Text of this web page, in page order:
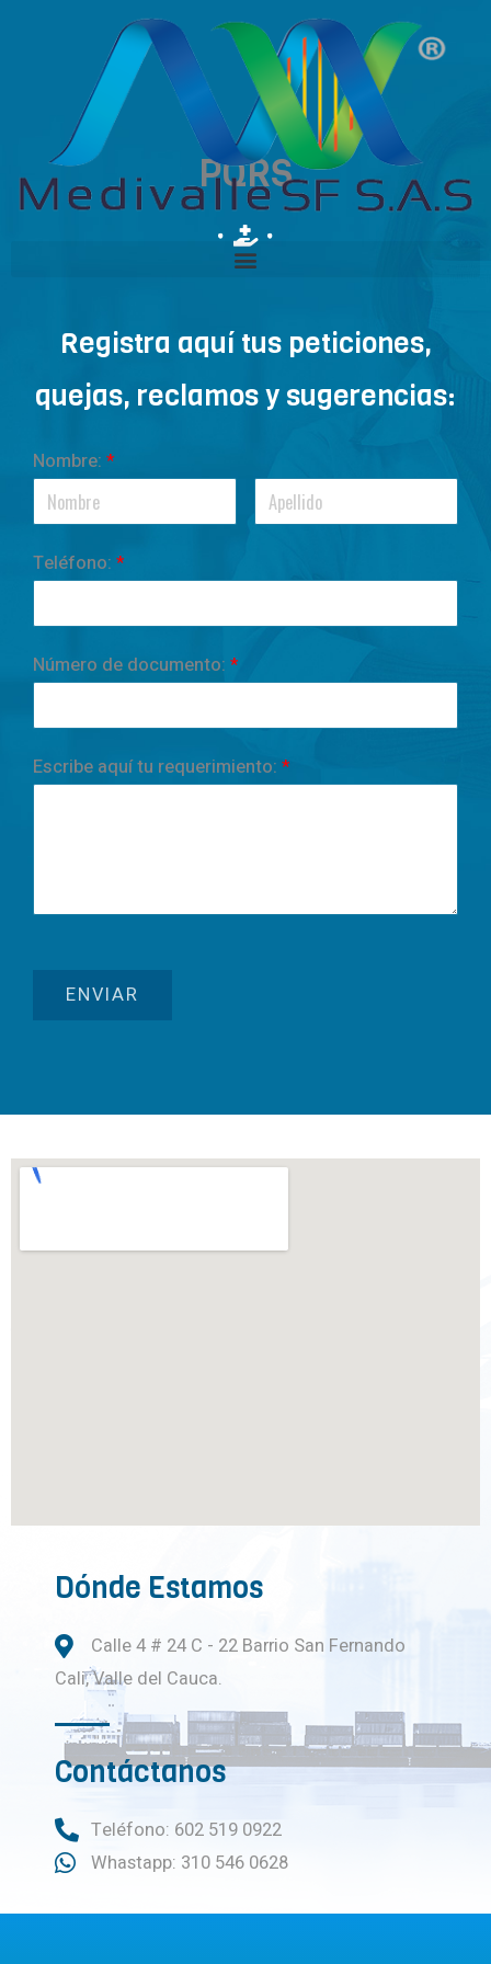
PQRS
Registra aquí tus peticiones,
quejas, reclamos y sugerencias:
Nombre: *
Teléfono: *
Número de documento: *
Escribe aquí tu requerimiento: *
ENVIAR
Dónde Estamos
Calle 4 # 24 C - 22 Barrio San Fernando
Cali, Valle del Cauca.
Contáctanos
Teléfono: 602 519 0922
Whastapp: 310 546 0628